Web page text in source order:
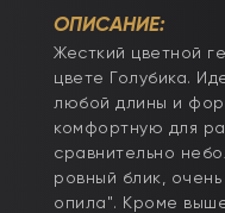
ОПИСАНИЕ:
Жесткий цветной
цвете Голубика.
любой длины и
комфортную для
сравнительно
ровный блик,
опила". Кроме